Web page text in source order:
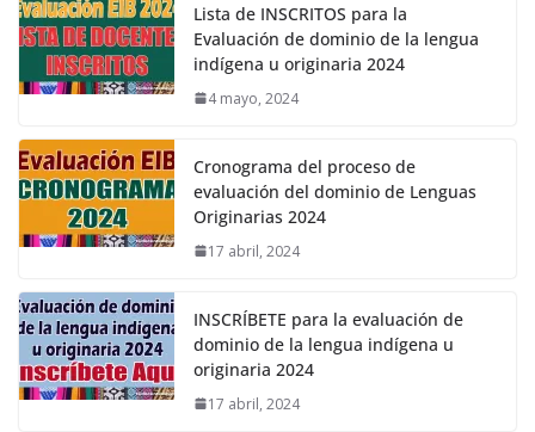
Lista de INSCRITOS para la
Evaluación de dominio de la lengua
indígena u originaria 2024
4 mayo, 2024
Cronograma del proceso de
evaluación del dominio de Lenguas
Originarias 2024
17 abril, 2024
INSCRÍBETE para la evaluación de
dominio de la lengua indígena u
originaria 2024
17 abril, 2024